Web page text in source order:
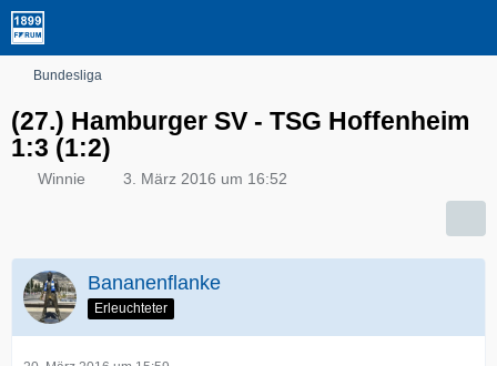
Bundesliga
(27.) Hamburger SV - TSG Hoffenheim
1:3 (1:2)
Winnie 3. März 2016 um 16:52
Bananenflanke
Erleuchteter